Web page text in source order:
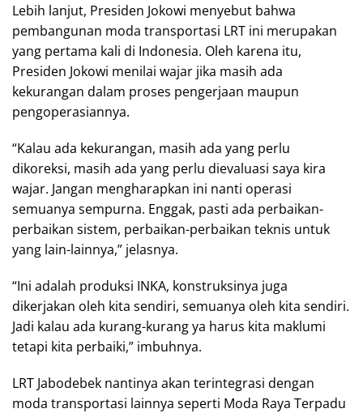
Lebih lanjut, Presiden Jokowi menyebut bahwa
pembangunan moda transportasi LRT ini merupakan
yang pertama kali di Indonesia. Oleh karena itu,
Presiden Jokowi menilai wajar jika masih ada
kekurangan dalam proses pengerjaan maupun
pengoperasiannya.
“Kalau ada kekurangan, masih ada yang perlu
dikoreksi, masih ada yang perlu dievaluasi saya kira
wajar. Jangan mengharapkan ini nanti operasi
semuanya sempurna. Enggak, pasti ada perbaikan-
perbaikan sistem, perbaikan-perbaikan teknis untuk
yang lain-lainnya,” jelasnya.
“Ini adalah produksi INKA, konstruksinya juga
dikerjakan oleh kita sendiri, semuanya oleh kita sendiri.
Jadi kalau ada kurang-kurang ya harus kita maklumi
tetapi kita perbaiki,” imbuhnya.
LRT Jabodebek nantinya akan terintegrasi dengan
moda transportasi lainnya seperti Moda Raya Terpadu